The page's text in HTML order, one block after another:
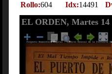
Rollo:604 Idx:14491
EL ORDEN, Martes 14